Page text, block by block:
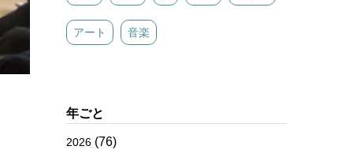
アート 音楽
年ごと
2026 (76)